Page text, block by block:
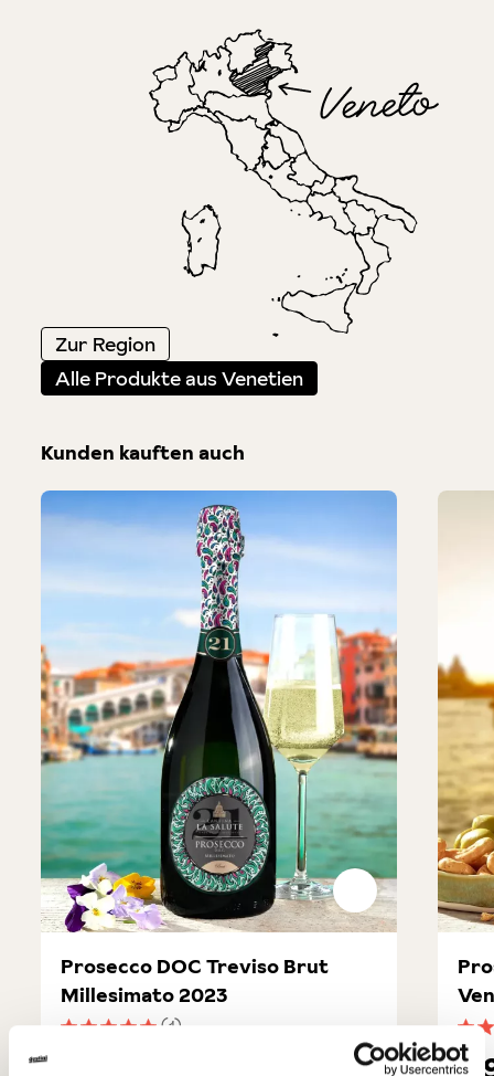
Zur Region
Alle Produkte aus Venetien
Kunden kauften auch
Produktgalerie überspringen
Durchschnittliche Bewertung von 5 von 5 Sternen
(1)
Prosecco DOC Treviso Brut
Millesimato 2023